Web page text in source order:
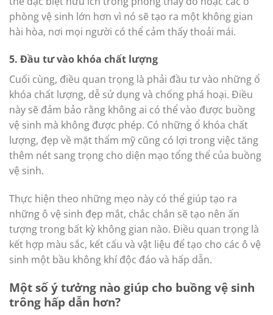
phòng vệ sinh lớn hơn vì nó sẽ tạo ra một không gian
hài hòa, nơi mọi người có thể cảm thấy thoải mái.
5. Đầu tư vào khóa chất lượng
Cuối cùng, điều quan trọng là phải đầu tư vào những ổ
khóa chất lượng, dễ sử dụng và chống phá hoại. Điều
này sẽ đảm bảo rằng không ai có thể vào được buồng
vệ sinh mà không được phép. Có những ổ khóa chất
lượng, đẹp về mặt thẩm mỹ cũng có lợi trong việc tăng
thêm nét sang trọng cho diện mạo tổng thể của buồng
vệ sinh.
Thực hiện theo những mẹo này có thể giúp tạo ra
những ô vệ sinh đẹp mắt, chắc chắn sẽ tạo nên ấn
tượng trong bất kỳ không gian nào. Điều quan trọng là
kết hợp màu sắc, kết cấu và vật liệu để tạo cho các ô vệ
sinh một bầu không khí độc đáo và hấp dẫn.
Một số ý tưởng nào giúp cho buồng vệ sinh
trông hấp dẫn hơn?